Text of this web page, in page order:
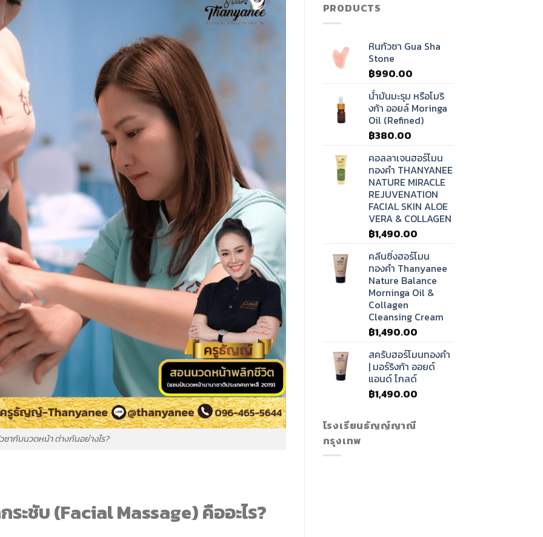
ซากับนวดหน้า ต่างกันอย่างไร?
ะชับ (Facial Massage) คืออะไร?
PRODUCTS
หินกัวซา Gua Sha
Stone
฿990.00
น้ำมันมะรุม หรือโมริ
งก้า ออยล์ Moringa
Oil (Refined)
฿380.00
คอลลาเจนฮอร์โมน
ทองคำ THANYANEE
NATURE MIRACLE
REJUVENATION
FACIAL SKIN ALOE
VERA & COLLAGEN
฿1,490.00
คลีนซิ่งฮอร์โมน
ทองคำ Thanyanee
Nature Balance
Morninga Oil &
Collagen
Cleansing Cream
฿1,490.00
สครับฮอร์โมนทองคำ
| มอร์ริงก้า ออยด์
แอนด์ โกลด์
฿1,490.00
โรงเรียนธัญญ์ญาณี
กรุงเทพ